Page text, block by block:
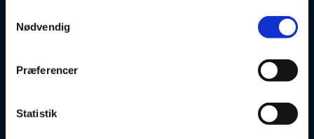
Nødvendig
Præferencer
Statistik
Om os
Skolevej 6